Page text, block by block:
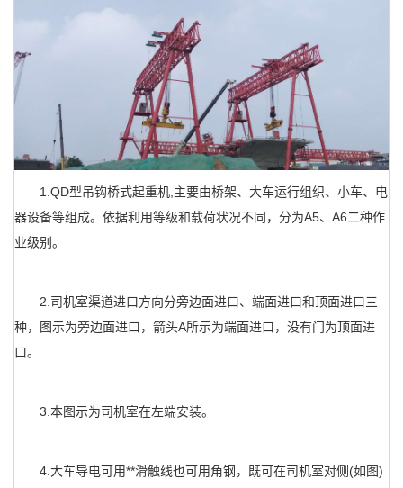
1.QD型吊钩桥式起重机,主要由桥架、大车运行组织、小车、电
器设备等组成。依据利用等级和载荷状况不同，分为A5、A6二种作
业级别。
2.司机室渠道进口方向分旁边面进口、端面进口和顶面进口三
种，图示为旁边面进口，箭头A所示为端面进口，没有门为顶面进
口。
3.本图示为司机室在左端安装。
4.大车导电可用**滑触线也可用角钢，既可在司机室对侧(如图)